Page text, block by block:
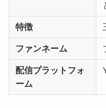
特徴
ファンネーム
配信プラットフォ
ーム